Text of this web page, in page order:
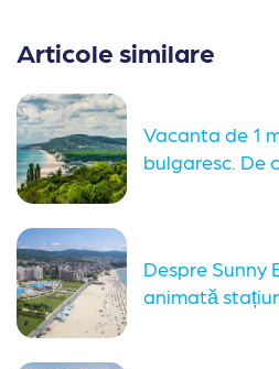
Articole similare
Vacanta de 1
bulgaresc. De
Despre Sunny
animată